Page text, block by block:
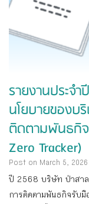
รายงานประจ
นโยบายของ
ติดตามพันธกิจ
Zero Tracker)
Post on March 5, 2026
ปี 2568 บริษัท ป่าสา
การติดตามพันธกิจรับ